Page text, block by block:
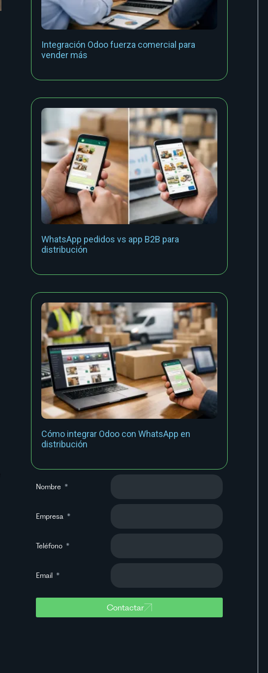
Integración Odoo fuerza comercial para
vender más
WhatsApp pedidos vs app B2B para
distribución
Cómo integrar Odoo con WhatsApp en
distribución
Nombre
Empresa
Teléfono
Email
Contactar